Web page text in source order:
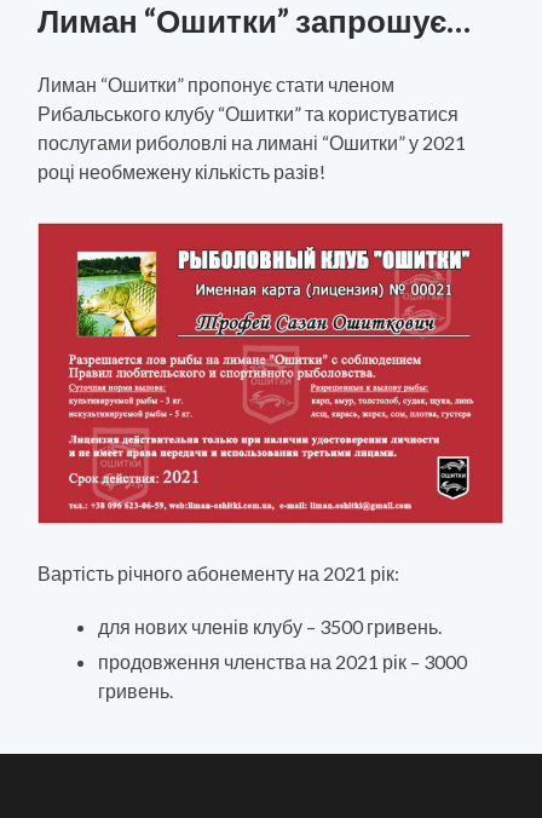
Лиман “Ошитки” запрошує…
Лиман “Ошитки” пропонує стати членом
Рибальського клубу “Ошитки” та користуватися
послугами риболовлі на лимані “Ошитки” у 2021
році необмежену кількість разів!
Вартість річного абонементу на 2021 рік:
для нових членів клубу – 3500 гривень.
продовження членства на 2021 рік – 3000
гривень.